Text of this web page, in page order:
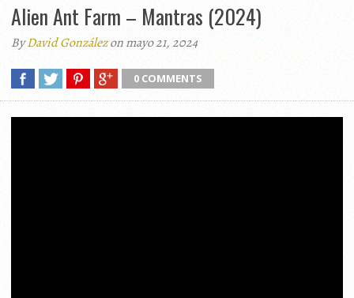
Alien Ant Farm – Mantras (2024)
ByDavid Gonzálezon mayo 21, 2024
0 COMMENTS